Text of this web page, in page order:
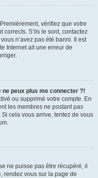
vérifiez que votre
corrects. S’ils le sont, contactez
n’avez pas été banni. Il est
Internet ait une erreur de
peux plus me connecter ?!
ou supprimé votre compte. En
les membres ne postant pas
cela vous arrive, tentez de vous
ne puisse pas être récupéré, il
rendez vous sur la page de